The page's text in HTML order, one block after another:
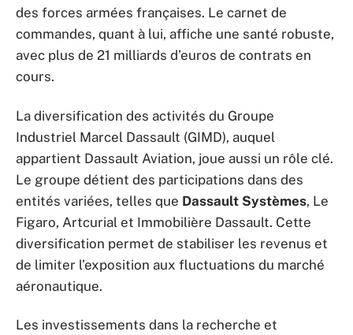
des forces armées françaises. Le carnet de
commandes, quant à lui, affiche une santé robuste,
avec plus de 21 milliards d’euros de contrats en
cours.
La diversification des activités du Groupe
Industriel Marcel Dassault (GIMD), auquel
appartient Dassault Aviation, joue aussi un rôle clé.
Le groupe détient des participations dans des
entités variées, telles que Dassault Systèmes, Le
Figaro, Artcurial et Immobilière Dassault. Cette
diversification permet de stabiliser les revenus et
de limiter l’exposition aux fluctuations du marché
aéronautique.
Les investissements dans la recherche et